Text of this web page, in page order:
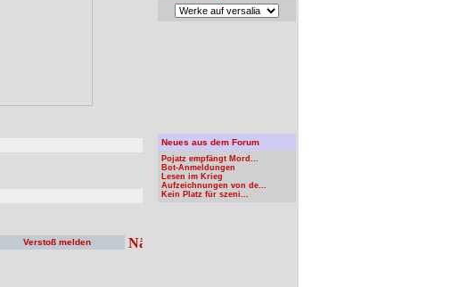
Verstoß melden
Neues aus dem Forum
Pojatz empfängt Mord...
Bot-Anmeldungen
Lesen im Krieg
Aufzeichnungen von de...
Kein Platz für szeni...